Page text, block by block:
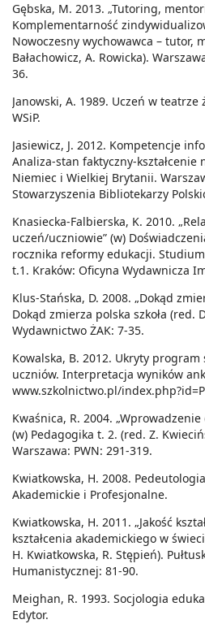
Gębska, M. 2013. „Tutoring,
Komplementarność
Nowoczesny wychowawca – tutor,
Bałachowicz, A. Rowicka).
36.
Janowski, A. 1989. Uczeń w
WSiP.
Jasiewicz, J. 2012. Kompetencje
Analiza-stan faktyczny-kształcenie
Niemiec i Wielkiej Brytanii.
Stowarzyszenia Bibliotekarzy
Knasiecka-Falbierska, K. 2010.
uczeń/uczniowie” (w)
rocznika reformy edukacji.
t.1. Kraków: Oficyna Wydawnicza
Klus-Stańska, D. 2008. „Dokąd
Dokąd zmierza polska szkoła (red.
Wydawnictwo ŻAK: 7-35.
Kowalska, B. 2012. Ukryty program
uczniów. Interpretacja wyników
www.szkolnictwo.pl/
Kwaśnica, R. 2004.
(w) Pedagogika t. 2. (red. Z.
Warszawa: PWN: 291-319.
Kwiatkowska, H. 2008.
Akademickie i Profesjonalne.
Kwiatkowska, H. 2011. „Jakość
kształcenia akademickiego w
H. Kwiatkowska, R. Stępień).
Humanistycznej: 81-90.
Meighan, R. 1993. Socjologia
Edytor.